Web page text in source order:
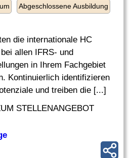
Abgeschlossene Ausbildung
die internationale HC
allen IFRS- und
in Ihrem Fachgebiet
Kontinuierlich identifizieren
und treiben die [...]
STELLENANGEBOT